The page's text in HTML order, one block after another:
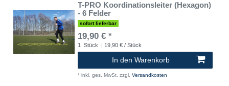
T-PRO Koordinationsleiter (Hexagon)
- 6 Felder
sofort lieferbar
19,90 € *
1 Stück | 19,90 € / Stück
In den Warenkorb
* inkl. ges. MwSt. zzgl. Versandkosten